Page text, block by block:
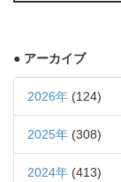
● アーカイブ
2026年 (124)
2025年 (308)
2024年 (413)